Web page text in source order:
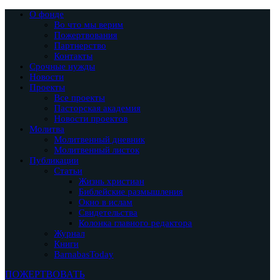
О фонде
Во что мы верим
Пожертвования
Партнерство
Контакты
Срочные нужды
Новости
Проекты
Все проекты
Пасторская академия
Новости проектов
Молитва
Молитвенный дневник
Молитвенный листок
Публикации
Статьи
Жизнь христиан
Библейские размышления
Окно в ислам
Свидетельства
Колонка главного редактора
Журнал
Книги
BarnabasToday
ПОЖЕРТВОВАТЬ